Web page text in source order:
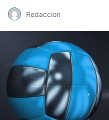
Redaccion